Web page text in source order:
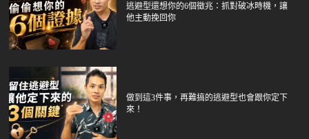
逃避型還想你的6個徵兆：抓對破冰時機，讓
他主動挽回你
做到這3件事，再難搞的逃避型也會跟你定下
來！